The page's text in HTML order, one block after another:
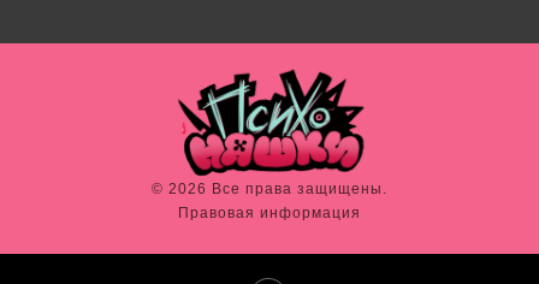
© 2026 Все права защищены.
Правовая информация